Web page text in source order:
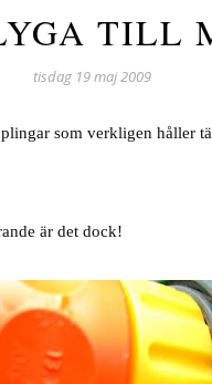
TILL
tisdag 19 maj 2009
som verkligen håller
är det dock!